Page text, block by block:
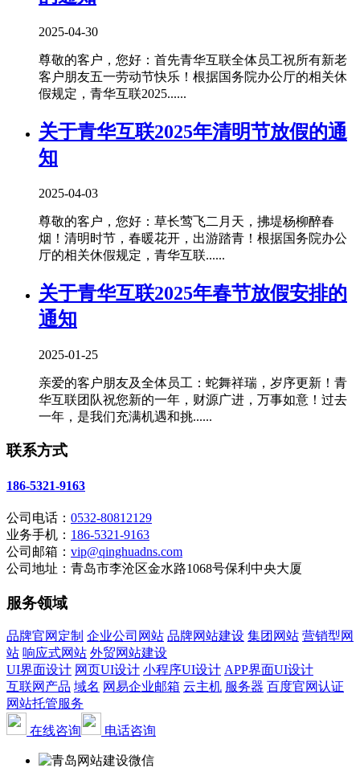
2025-04-30
尊敬的客户，您好：首先青华互联全体员工祝所有新老
客户朋友五一劳动节快乐！根据国务院办公厅的相关休
假规定，青华互联2025......
关于青华互联2025年清明节放假的通
知
2025-04-03
尊敬的客户，您好：草长莺飞二月天，拂堤杨柳醉春
烟！清明时节，春暖花开，出游踏青！根据国务院办公
厅的相关休假规定，青华互联......
关于青华互联2025年春节放假安排的
通知
2025-01-25
亲爱的客户朋友及全体员工：蛇舞祥瑞，岁序更新！青
华互联团队祝您新的一年，财源广进，万事如意！过去
一年，是我们充满机遇和挑......
联系方式
186-5321-9163
公司电话： 0532-80812129
业务手机： 186-5321-9163
公司邮箱： vip@qinghuadns.com
公司地址：青岛市李沧区金水路1068号保利中央大厦
服务领域
品牌官网定制 企业公司网站 品牌网站建设 集团网站 营销型网
站 响应式网站 外贸网站建设
UI界面设计 网页UI设计 小程序UI设计 APP界面UI设计
互联网产品 域名 网易企业邮箱 云主机 服务器 百度官网认证
网站托管服务
在线咨询
电话咨询